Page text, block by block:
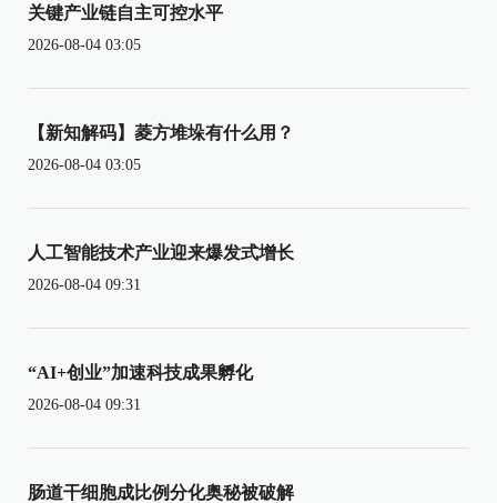
关键产业链自主可控水平
2026-08-04 03:05
【新知解码】菱方堆垛有什么用？
2026-08-04 03:05
人工智能技术产业迎来爆发式增长
2026-08-04 09:31
“AI+创业”加速科技成果孵化
2026-08-04 09:31
肠道干细胞成比例分化奥秘被破解